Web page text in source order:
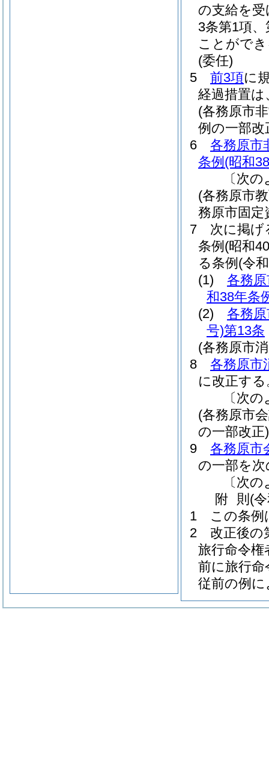
の支給を
3条第1項
ことがで
(委任)
5
前3項に
経過措置
(各務原市
例の一部改
6
各務原市
条例 (昭和
〔次
(各務原市
務原市固定
7
次に掲げ
条例 (昭和
る条例 (令
(1)
各務
和38年条
(2)
各務
号)第13条
(各務原市
8
各務原市
に改正する
〔次
(各務原市
の一部改正)
9
各務原市
の一部を
〔次
附 則 (
1
この条例
2
改正後の
旅行命令
前に旅行
従前の例